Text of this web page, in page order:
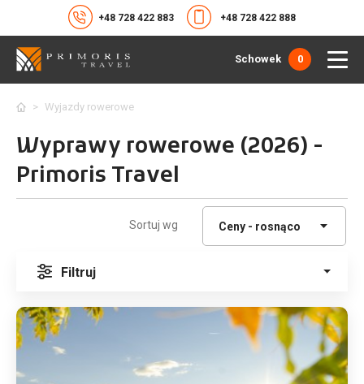
+48 728 422 883 +48 728 422 888
Schowek 0
> Wyjazdy rowerowe
Wyprawy rowerowe (2026) -
Primoris Travel
Sortuj wg
Filtruj